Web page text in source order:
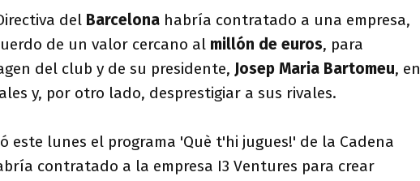
del Barcelona habría contratado a una empresa,
de un valor cercano al millón de euros, para
del club y de su presidente, Josep Maria Bartomeu, en
y, por otro lado, desprestigiar a sus rivales.
este lunes el programa 'Què t'hi jugues!' de la Cadena
contratado a la empresa I3 Ventures para crear